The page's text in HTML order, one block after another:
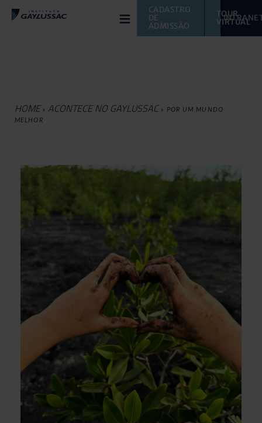
≡
CADASTRO
DE
ADMISSÃO
TOUR
VIRTUAL
HOME » ACONTECE NO GAYLUSSAC »
POR UM MUNDO
MELHOR